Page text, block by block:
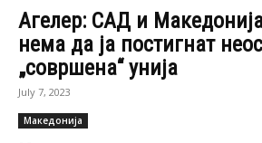
Агелер: САД и
нема да ја постигнат
„совршена“ унија
July 7, 2023
Македонија